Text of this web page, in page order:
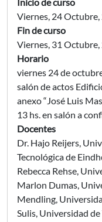
Viernes, 24
Fin de curso
Viernes, 31
Horario
viernes 24 de
salón de actos
anexo “José Luis
13 hs. en salón a
Docentes
Dr. Hajo Reijers,
Tecnológica de
Rebecca Rehse,
Marlon Dumas,
Mendling,
Sulis, Universidad